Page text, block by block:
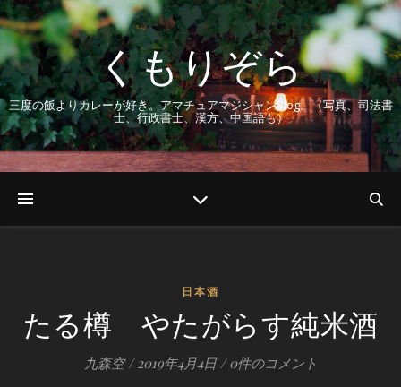
くもりぞら
三度の飯よりカレーが好き。アマチュアマジシャンBlog。（写真、司法書
士、行政書士、漢方、中国語も）
日本酒
たる樽 やたがらす純米酒
九森空 / 2019年4月4日 / 0件のコメント